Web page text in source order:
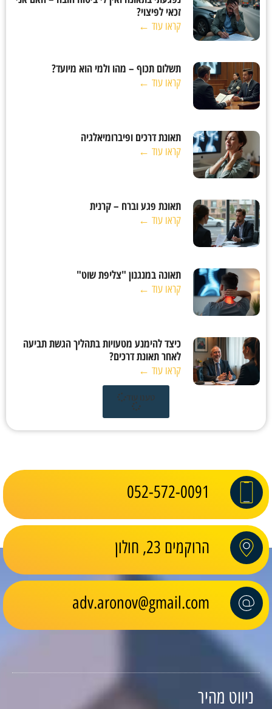
זכאי לפיצוי?
קראו עוד ←
תשלום תכוף – מהו ולמי הוא מיועד?
קראו עוד ←
תאונת דרכים ופיברומיאלגיה
קראו עוד ←
תאונת פגע וברח – קרנית
קראו עוד ←
תאונה במנגנון "צליפת שוט"
קראו עוד ←
כיצד להימנע מטעויות בתהליך הגשת תביעה
לאחר תאונת דרכים?
קראו עוד ←
טענו עוד
052-572-0091
הרוקמים 23, חולון
adv.aronov@gmail.com
ניווט מהיר